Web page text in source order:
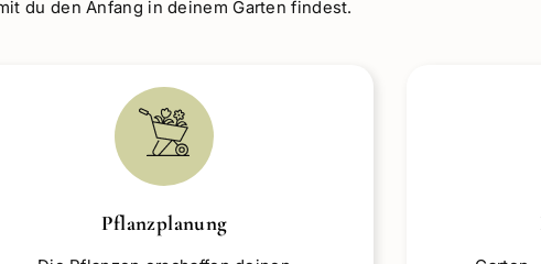
Pinterest-Ideen den Überblick zu behalten, ist nicht immer